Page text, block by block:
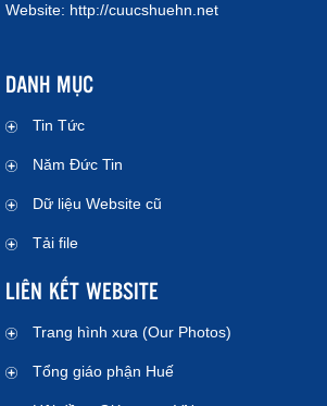
Website: http://cuucshuehn.net
DANH MỤC
Tin Tức
Năm Đức Tin
Dữ liệu Website cũ
Tải file
LIÊN KẾT WEBSITE
Trang hình xưa (Our Photos)
Tổng giáo phận Huế